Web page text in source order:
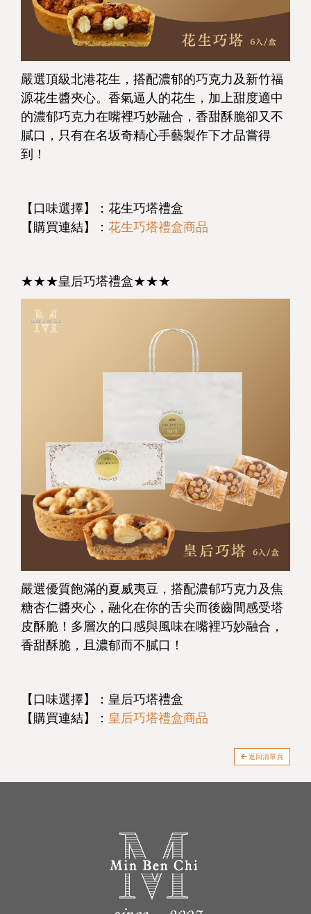
嚴選頂級北港花生，搭配濃郁的巧克力及新竹福
源花生醬夾心。香氣逼人的花生，加上甜度適中
的濃郁巧克力在嘴裡巧妙融合，香甜酥脆卻又不
膩口，只有在名坂奇精心手藝製作下才品嘗得
到！
【口味選擇】：花生巧塔禮盒
【購買連結】： 花生巧塔禮盒商品
★★★皇后巧塔禮盒★★★
嚴選優質飽滿的夏威夷豆，搭配濃郁巧克力及焦
糖杏仁醬夾心，融化在你的舌尖而後齒間感受塔
皮酥脆！多層次的口感與風味在嘴裡巧妙融合，
香甜酥脆，且濃郁而不膩口！
【口味選擇】：皇后巧塔禮盒
【購買連結】： 皇后巧塔禮盒商品
返回清單頁